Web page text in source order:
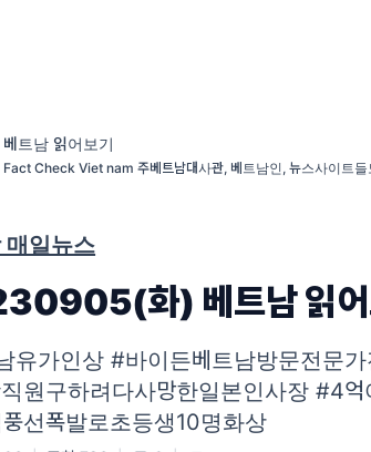
베트남 읽어보기
Fact Check Viet nam 주베트남대사관, 베트남인, 뉴스사이트들
매일뉴스
화) 베트남 읽어
유가인상 #바이든베트남방문전문
원구하려다사망한일본인사장 #4
선폭발로초등생10명화상